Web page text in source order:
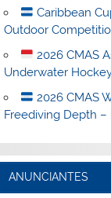
Caribbean
Outdoor
2026 CMAS
Underwater
2026 CMAS
Freediving Depth –
ANUNCIANTES